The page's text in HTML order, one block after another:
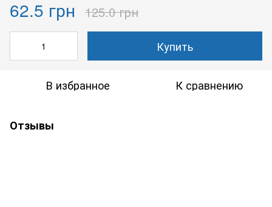
62.5 грн 125.0 грн
Купить
В избранное К сравнению
Отзывы